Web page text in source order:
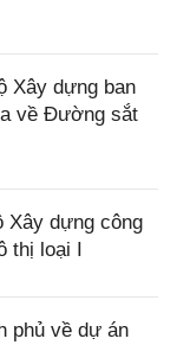
Xây dựng ban
về Đường sắt
Xây dựng công
loại I
phủ về dự án